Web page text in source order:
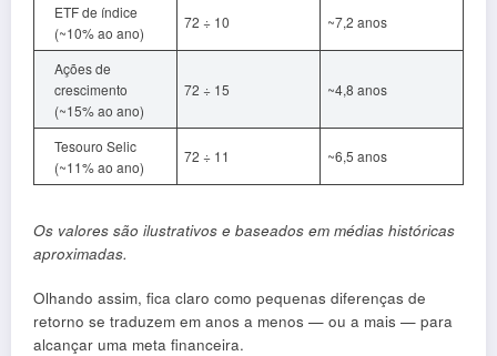
ETF de índice
(~10% ao ano)
72 ÷ 10 ~7,2 anos
Ações de
crescimento
(~15% ao ano)
72 ÷ 15 ~4,8 anos
Tesouro Selic
(~11% ao ano)
72 ÷ 11 ~6,5 anos
Os valores são ilustrativos e baseados em médias históricas
aproximadas.
Olhando assim, fica claro como pequenas diferenças de
retorno se traduzem em anos a menos — ou a mais — para
alcançar uma meta financeira.